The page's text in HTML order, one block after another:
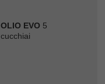
OLIO EVO 5
cucchiai